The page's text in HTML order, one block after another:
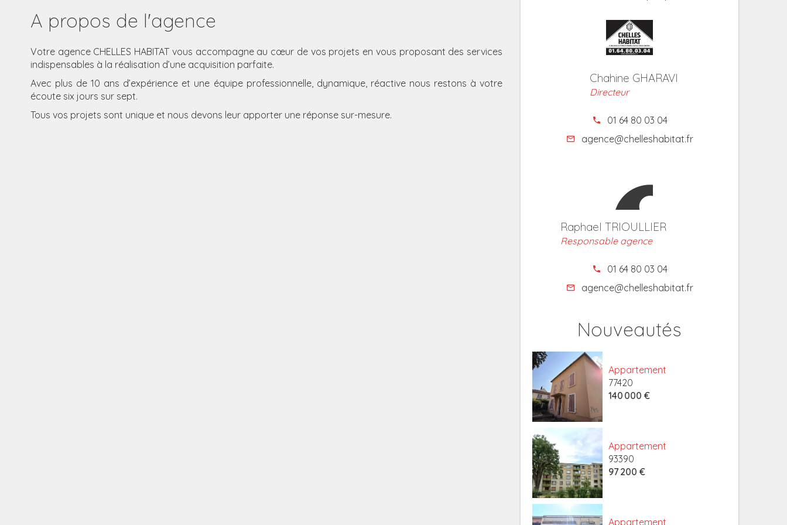
A propos de l'agence
Votre agence CHELLES HABITAT vous accompagne au cœur de vos projets en vous proposant des services
indispensables à la réalisation d’une acquisition parfaite.
Avec plus de 10 ans d’expérience et une équipe professionnelle, dynamique, réactive nous restons à votre
écoute six jours sur sept.
Tous vos projets sont unique et nous devons leur apporter une réponse sur-mesure.
Chahine GHARAVI
Directeur
01 64 80 03 04
agence@chelleshabitat.fr
Raphael TRIOULLIER
Responsable agence
01 64 80 03 04
agence@chelleshabitat.fr
Nouveautés
Appartement
77420
140 000 €
Appartement
93390
97 200 €
Appartement